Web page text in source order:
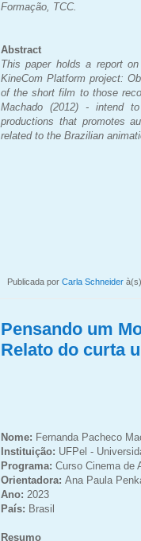
Formação, TCC.
Abstract
This paper holds a report
KineCom Platform project:
of the short film to those
Machado (2012) - intend
productions that promotes
related to the Brazilian
Publicada por Carla Schneider à(s)
Pensando um
Relato do curta
Nome: Fernanda Pacheco
Instituição: UFPel -
Programa: Curso Cinema de
Orientadora: Ana Paula
Ano: 2023
País: Brasil
Resumo